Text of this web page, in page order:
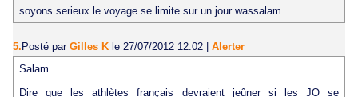
soyons serieux le voyage se limite sur un jour wassalam
5. Posté par Gilles K le 27/07/2012 12:02
Alerter
Salam.
Dire que les athlètes français devraient jeûner si les JO se